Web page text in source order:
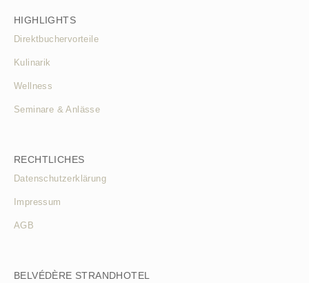
HIGHLIGHTS
Direktbuchervorteile
Kulinarik
Wellness
Seminare & Anlässe
RECHTLICHES
Datenschutzerklärung
Impressum
AGB
BELVÉDÈRE STRANDHOTEL